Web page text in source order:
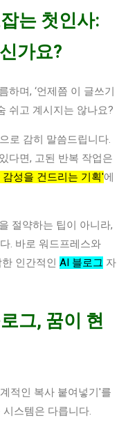
는 첫인사:
가요?
며, ‘언제쯤 이 글쓰기
쉬고 계시지는 않나요?
로 감히 말씀드립니다.
다면, 고된 반복 작업은
감성을 건드리는 기획'에
절약하는 팁이 아니라,
. 바로 워드프레스와
인간적인 AI 블로그 자
그, 꿈이 현
적인 복사 붙여넣기'를
스템은 다릅니다.